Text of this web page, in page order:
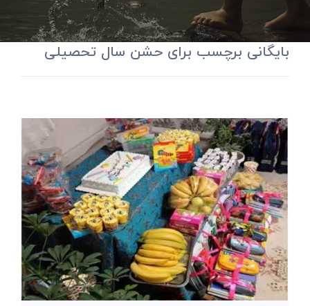
بایگانی برچسب برای حشن سال تحصیلی